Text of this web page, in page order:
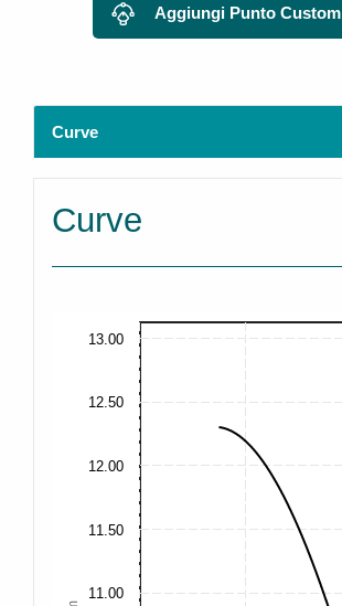
Aggiungi Punto Custom
Curve
Curve
11.00
11.50
12.00
12.50
13.00